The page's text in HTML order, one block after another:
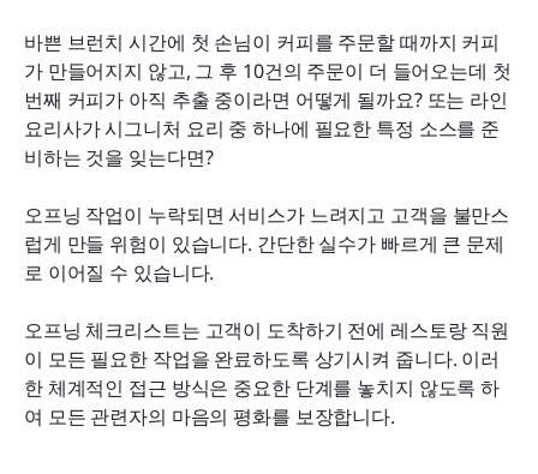
바쁜 브런치 시간에 첫 손님이 커피를 주문할 때까지 커피
가 만들어지지 않고, 그 후 10건의 주문이 더 들어오는데 첫
번째 커피가 아직 추출 중이라면 어떻게 될까요? 또는 라인
요리사가 시그니처 요리 중 하나에 필요한 특정 소스를 준
비하는 것을 잊는다면?
오프닝 작업이 누락되면 서비스가 느려지고 고객을 불만스
럽게 만들 위험이 있습니다. 간단한 실수가 빠르게 큰 문제
로 이어질 수 있습니다.
오프닝 체크리스트는 고객이 도착하기 전에 레스토랑 직원
이 모든 필요한 작업을 완료하도록 상기시켜 줍니다. 이러
한 체계적인 접근 방식은 중요한 단계를 놓치지 않도록 하
여 모든 관련자의 마음의 평화를 보장합니다.